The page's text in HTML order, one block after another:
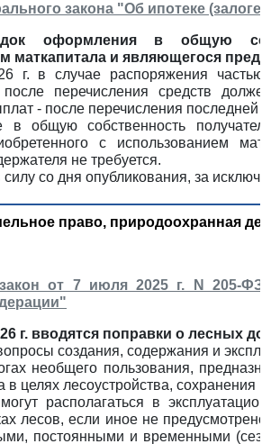
закона "Об ипотеке
оформления в общую
маткапитала и являющегося
г. в случае распоряжения частью
перечисления средств
- после перечисления последней
общую собственность
с использованием
не требуется.
силу со дня опубликования, за
право, природоохранная
от 7 июля 2025 г. N 205-
г. вводятся поправки о лесных
создания, содержания и
необщего пользования,
в целях лесоустройства, сохранения
располагаться в
лесов, если иное не
постоянными и временными